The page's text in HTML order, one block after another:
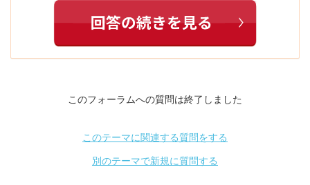
このフォーラムへの質問は終了しました
このテーマに関連する質問をする
別のテーマで新規に質問する